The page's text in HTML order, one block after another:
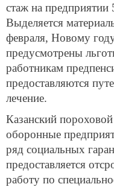
стаж на
Выделяется
февраля, Новому
предусмотрены
работникам
предоставляются
лечение.
Казанский
оборонные
ряд социальных
предоставляется
работу по